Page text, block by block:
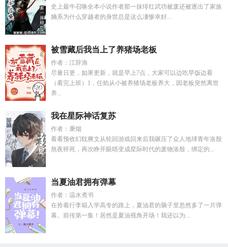
史上最牛召唤全本小说作者那一抹绯红武功被废还被逐出了家族
嫡系为什么穿越者的身世总是这么凄惨幸好...
被雪藏后我当上了养猪场老板
作者：江辞渔
尽量日更，如果更新，就是早上7点，大家可以边吃早饭边看
（看完上班）1，任焰从小被养猪场老板养大，因老板突然离世
养...
我在星际神话复苏
作者：秉烟
看看预收幻耽爽文从轮回游戏回来后我碾压了众人地球青年洛殷
熬夜猝死，再次睁开眼睛变成星际时代的废物洛殷，绑定的...
当夏油君拥有弹幕
作者：温水煮书
在拎着行李箱入学高专的路上，夏油君的脑子里忽然多了一片弹
幕。前传第一集！居然是夏油视角开场！我还以为...